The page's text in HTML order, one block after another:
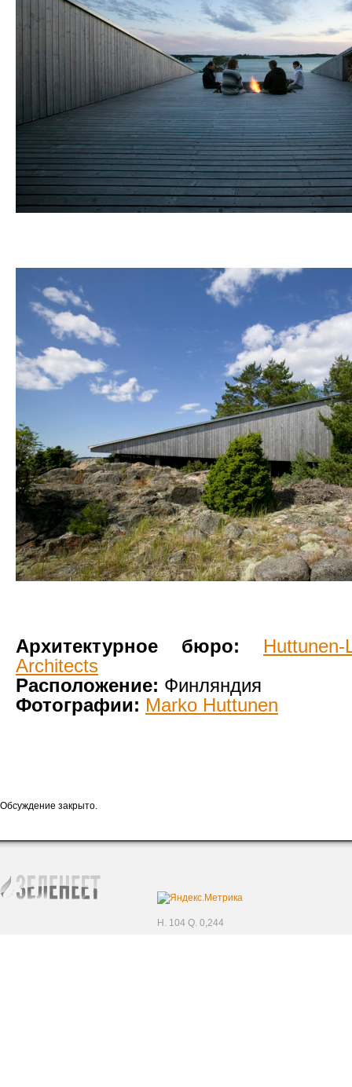
Архитектурное бюро:
Huttunen-
Architects
Расположение: Финляндия
Фотографии: Marko Huttunen
Обсуждение закрыто.
H. 104 Q. 0,244